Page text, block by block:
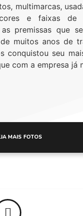
multimarcas,
e faixas de
premissas que
muitos anos de
conquistou seu
com a empresa já
MAIS FOTOS